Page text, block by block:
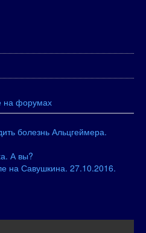
на форумах
болезнь Альцгеймера.
А вы?
на Савушкина. 27.10.2016.